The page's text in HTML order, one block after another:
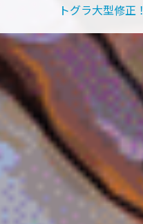
トグラ大型修正！